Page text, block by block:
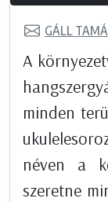
GÁLL
A
minden
néven a
szeretne